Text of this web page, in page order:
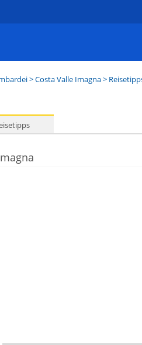
>Costa Valle Imagna>